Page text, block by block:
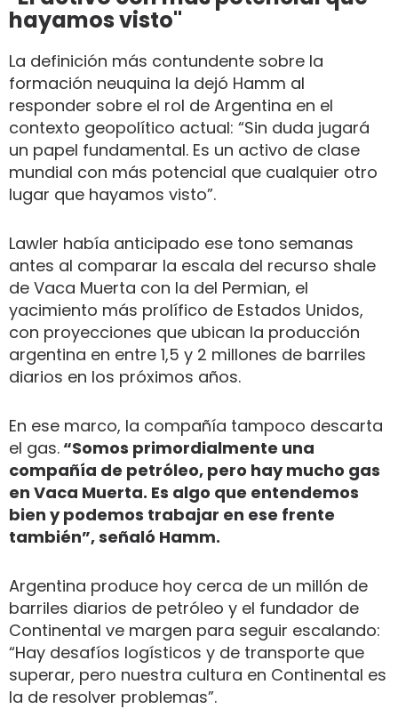
hayamos visto"
La definición más contundente sobre la
formación neuquina la dejó Hamm al
responder sobre el rol de Argentina en el
contexto geopolítico actual: “Sin duda jugará
un papel fundamental. Es un activo de clase
mundial con más potencial que cualquier otro
lugar que hayamos visto”.
Lawler había anticipado ese tono semanas
antes al comparar la escala del recurso shale
de Vaca Muerta con la del Permian, el
yacimiento más prolífico de Estados Unidos,
con proyecciones que ubican la producción
argentina en entre 1,5 y 2 millones de barriles
diarios en los próximos años.
En ese marco, la compañía tampoco descarta
el gas.“Somos primordialmente una
compañía de petróleo, pero hay mucho gas
en Vaca Muerta. Es algo que entendemos
bien y podemos trabajar en ese frente
también”, señaló Hamm.
Argentina produce hoy cerca de un millón de
barriles diarios de petróleo y el fundador de
Continental ve margen para seguir escalando:
“Hay desafíos logísticos y de transporte que
superar, pero nuestra cultura en Continental es
la de resolver problemas”.